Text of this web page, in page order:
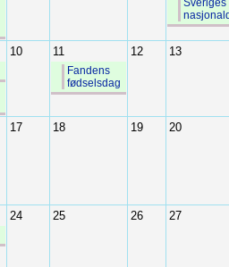
Sveriges
10 11
Fandens
fødselsdag
12 13
17 18 19 20
24 25 26 27